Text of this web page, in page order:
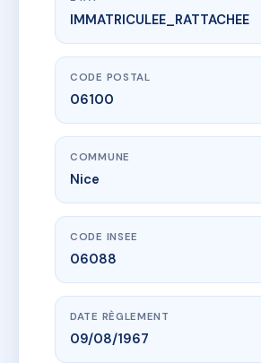
www.vme.plus/AC6698468
LE RIVOLI
50 av bellevue
IMMATRICULEE_RATTACHEE
CODE POSTAL
06100
COMMUNE
Nice
CODE INSEE
06088
DATE RÈGLEMENT
09/08/1967